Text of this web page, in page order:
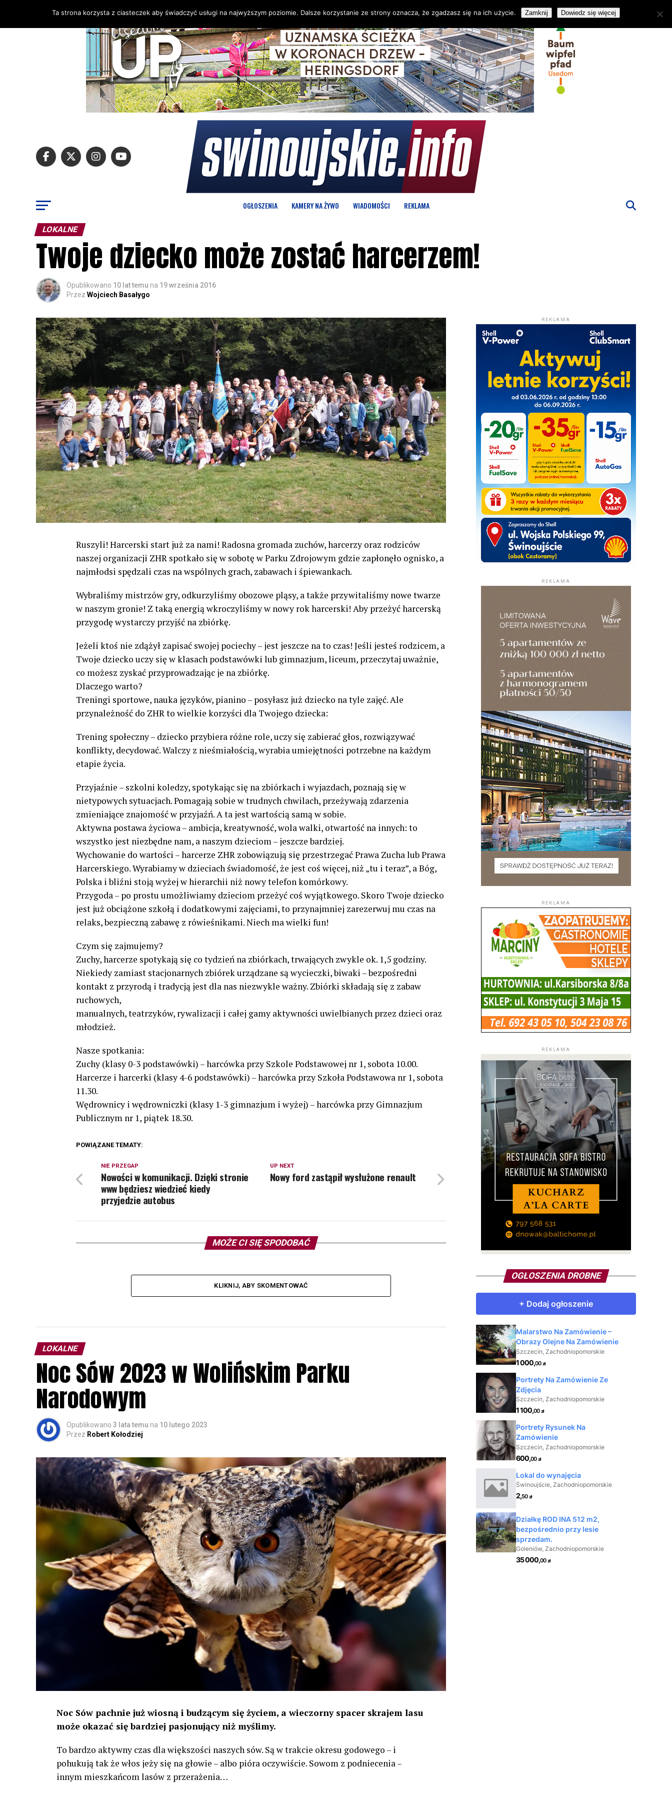
OGŁOSZENIA KAMERY NA ŻYWO WIADOMOŚCI REKLAMA
LOKALNE
Twoje dziecko może zostać harcerzem!
Opublikowano 10 lat temu na 19 września 2016
Przez Wojciech Basałygo
Ruszyli! Harcerski start już za nami! Radosna gromada zuchów, harcerzy oraz rodziców
naszej organizacji ZHR spotkało się w sobotę w Parku Zdrojowym gdzie zapłonęło ognisko, a
najmłodsi spędzali czas na wspólnych grach, zabawach i śpiewankach.
Wybraliśmy mistrzów gry, odkurzyliśmy obozowe pląsy, a także przywitaliśmy nowe twarze
w naszym gronie! Z taką energią wkroczyliśmy w nowy rok harcerski! Aby przeżyć harcerską
przygodę wystarczy przyjść na zbiórkę.
Jeżeli ktoś nie zdążył zapisać swojej pociechy – jest jeszcze na to czas! Jeśli jesteś rodzicem, a
Twoje dziecko uczy się w klasach podstawówki lub gimnazjum, liceum, przeczytaj uważnie,
co możesz zyskać przyprowadzając je na zbiórkę.
Dlaczego warto?
Treningi sportowe, nauka języków, pianino – posyłasz już dziecko na tyle zajęć. Ale
przynależność do ZHR to wielkie korzyści dla Twojego dziecka:
Trening społeczny – dziecko przybiera różne role, uczy się zabierać głos, rozwiązywać
konflikty, decydować. Walczy z nieśmiałością, wyrabia umiejętności potrzebne na każdym
etapie życia.
Przyjaźnie – szkolni koledzy, spotykając się na zbiórkach i wyjazdach, poznają się w
nietypowych sytuacjach. Pomagają sobie w trudnych chwilach, przeżywają zdarzenia
zmieniające znajomość w przyjaźń. A ta jest wartością samą w sobie.
Aktywna postawa życiowa – ambicja, kreatywność, wola walki, otwartość na innych: to
wszystko jest niezbędne nam, a naszym dzieciom – jeszcze bardziej.
Wychowanie do wartości – harcerze ZHR zobowiązują się przestrzegać Prawa Zucha lub Prawa
Harcerskiego. Wyrabiamy w dzieciach świadomość, że jest coś więcej, niż „tu i teraz”, a Bóg,
Polska i bliźni stoją wyżej w hierarchii niż nowy telefon komórkowy.
Przygoda – po prostu umożliwiamy dzieciom przeżyć coś wyjątkowego. Skoro Twoje dziecko
jest już obciążone szkołą i dodatkowymi zajęciami, to przynajmniej zarezerwuj mu czas na
relaks, bezpieczną zabawę z rówieśnikami. Niech ma wielki fun!
Czym się zajmujemy?
Zuchy, harcerze spotykają się co tydzień na zbiórkach, trwających zwykle ok. 1,5 godziny.
Niekiedy zamiast stacjonarnych zbiórek urządzane są wycieczki, biwaki – bezpośredni
kontakt z przyrodą i tradycją jest dla nas niezwykle ważny. Zbiórki składają się z zabaw
ruchowych,
manualnych, teatrzyków, rywalizacji i całej gamy aktywności uwielbianych przez dzieci oraz
młodzież.
Nasze spotkania:
Zuchy (klasy 0-3 podstawówki) – harcówka przy Szkole Podstawowej nr 1, sobota 10.00.
Harcerze i harcerki (klasy 4-6 podstawówki) – harcówka przy Szkoła Podstawowa nr 1, sobota
11.30.
Wędrownicy i wędrowniczki (klasy 1-3 gimnazjum i wyżej) – harcówka przy Gimnazjum
Publicznym nr 1, piątek 18.30.
POWIĄZANE TEMATY:
UP NEXT
Nowy ford zastąpił wysłużone renault
NIE PRZEGAP
Nowości w komunikacji. Dzięki stronie
www będziesz wiedzieć kiedy
przyjedzie autobus
MOŻE CI SIĘ SPODOBAĆ
KLIKNIJ, ABY SKOMENTOWAĆ
LOKALNE
Noc Sów 2023 w Wolińskim Parku
Narodowym
Opublikowano 3 lata temu na 10 lutego 2023
Przez Robert Kołodziej
Noc Sów pachnie już wiosną i budzącym się życiem, a wieczorny spacer skrajem lasu
może okazać się bardziej pasjonujący niż myślimy.
To bardzo aktywny czas dla większości naszych sów. Są w trakcie okresu godowego – i
pohukują tak że włos jeży się na głowie – albo pióra oczywiście. Sowom z podniecenia –
innym mieszkańcom lasów z przerażenia…
REKLAMA
REKLAMA
REKLAMA
REKLAMA
OGŁOSZENIA DROBNE
Ta strona korzysta z ciasteczek aby świadczyć usługi na najwyższym poziomie. Dalsze korzystanie ze strony oznacza, że zgadzasz się na ich użycie. Zamknij Dowiedz się więcej